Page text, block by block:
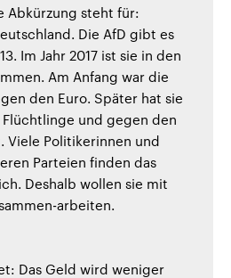
Abkürzung steht für:
Die AfD gibt es
Im Jahr 2017 ist sie in den
Am Anfang war die
den Euro. Später hat sie
und gegen den
Viele Politikerinnen und
Parteien finden das
Deshalb wollen sie mit
arbeiten.
Das Geld wird weniger